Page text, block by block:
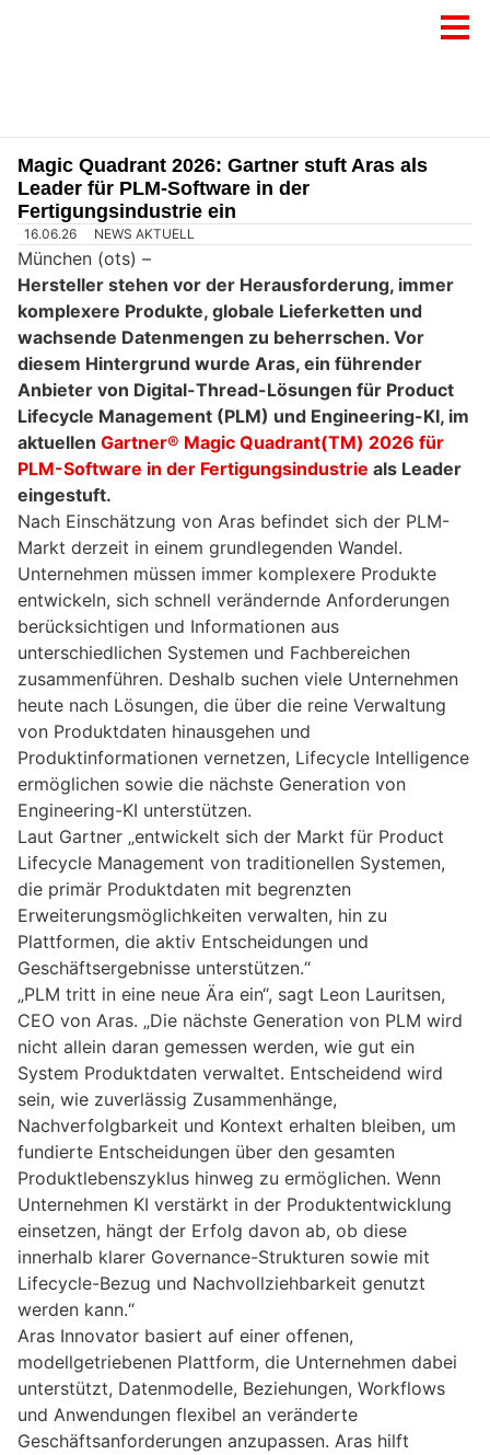
Magic Quadrant 2026: Gartner stuft Aras als
Leader für PLM-Software in der
Fertigungsindustrie ein
16.06.26 NEWS AKTUELL
München (ots) –
Hersteller stehen vor der Herausforderung, immer
komplexere Produkte, globale Lieferketten und
wachsende Datenmengen zu beherrschen. Vor
diesem Hintergrund wurde Aras, ein führender
Anbieter von Digital-Thread-Lösungen für Product
Lifecycle Management (PLM) und Engineering-KI, im
aktuellen Gartner® Magic Quadrant(TM) 2026 für
PLM-Software in der Fertigungsindustrie als Leader
eingestuft.
Nach Einschätzung von Aras befindet sich der PLM-
Markt derzeit in einem grundlegenden Wandel.
Unternehmen müssen immer komplexere Produkte
entwickeln, sich schnell verändernde Anforderungen
berücksichtigen und Informationen aus
unterschiedlichen Systemen und Fachbereichen
zusammenführen. Deshalb suchen viele Unternehmen
heute nach Lösungen, die über die reine Verwaltung
von Produktdaten hinausgehen und
Produktinformationen vernetzen, Lifecycle Intelligence
ermöglichen sowie die nächste Generation von
Engineering-KI unterstützen.
Laut Gartner „entwickelt sich der Markt für Product
Lifecycle Management von traditionellen Systemen,
die primär Produktdaten mit begrenzten
Erweiterungsmöglichkeiten verwalten, hin zu
Plattformen, die aktiv Entscheidungen und
Geschäftsergebnisse unterstützen.“
„PLM tritt in eine neue Ära ein“, sagt Leon Lauritsen,
CEO von Aras. „Die nächste Generation von PLM wird
nicht allein daran gemessen werden, wie gut ein
System Produktdaten verwaltet. Entscheidend wird
sein, wie zuverlässig Zusammenhänge,
Nachverfolgbarkeit und Kontext erhalten bleiben, um
fundierte Entscheidungen über den gesamten
Produktlebenszyklus hinweg zu ermöglichen. Wenn
Unternehmen KI verstärkt in der Produktentwicklung
einsetzen, hängt der Erfolg davon ab, ob diese
innerhalb klarer Governance-Strukturen sowie mit
Lifecycle-Bezug und Nachvollziehbarkeit genutzt
werden kann.“
Aras Innovator basiert auf einer offenen,
modellgetriebenen Plattform, die Unternehmen dabei
unterstützt, Datenmodelle, Beziehungen, Workflows
und Anwendungen flexibel an veränderte
Geschäftsanforderungen anzupassen. Aras hilft